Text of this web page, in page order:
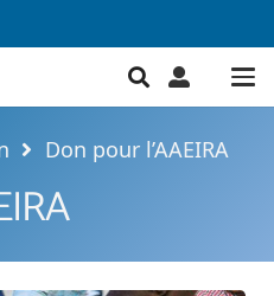
Don pour l’AAEIRA